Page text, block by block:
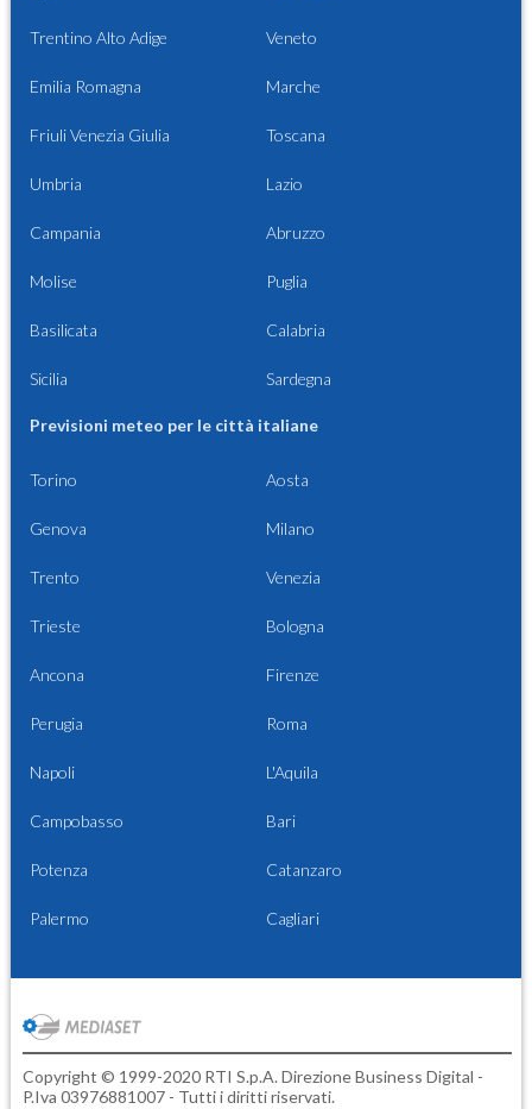
Trentino Alto Adige Veneto
Emilia Romagna Marche
Friuli Venezia Giulia Toscana
Umbria Lazio
Campania Abruzzo
Molise Puglia
Basilicata Calabria
Sicilia Sardegna
Previsioni meteo per le città italiane
Torino Aosta
Genova Milano
Trento Venezia
Trieste Bologna
Ancona Firenze
Perugia Roma
Napoli L'Aquila
Campobasso Bari
Potenza Catanzaro
Palermo Cagliari
Copyright © 1999-2020 RTI S.p.A. Direzione Business Digital -
P.Iva 03976881007 - Tutti i diritti riservati.